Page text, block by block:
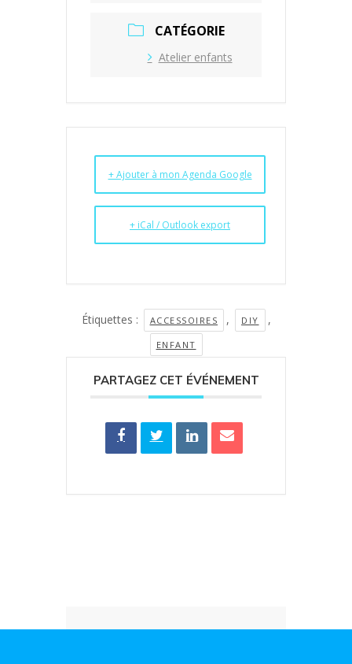
CATÉGORIE
Atelier enfants
+ Ajouter à mon Agenda Google
+ iCal / Outlook export
Étiquettes : ACCESSOIRES , DIY ,
ENFANT
PARTAGEZ CET ÉVÉNEMENT